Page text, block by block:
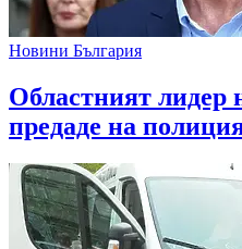
Новини България
Областният лидер
предаде на